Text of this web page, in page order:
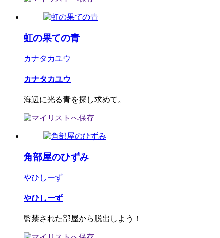
虹の果ての青
カナタカユウ
カナタカユウ
海辺に光る青を探し求めて。
角部屋のひずみ
やひしーず
やひしーず
監禁された部屋から脱出しよう！